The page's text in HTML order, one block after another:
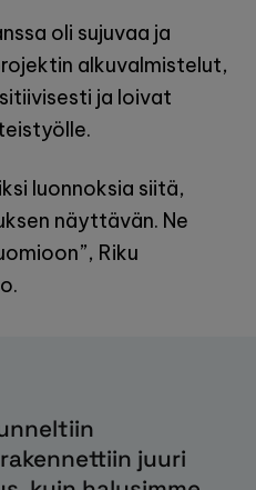
oli sujuvaa ja
alkuvalmistelut,
ja loivat
luonnoksia siitä,
näyttävän. Ne
Riku
juuri